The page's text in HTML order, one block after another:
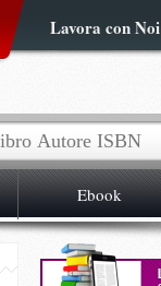
Lavora con Noi
Ebook